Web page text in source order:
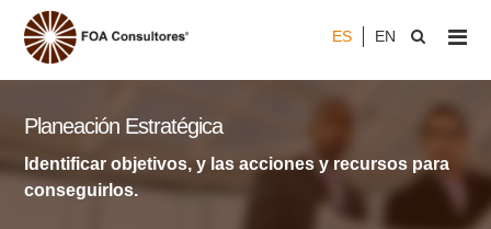
ES EN
Planeación Estratégica
Identificar objetivos, y las acciones y recursos para
conseguirlos.